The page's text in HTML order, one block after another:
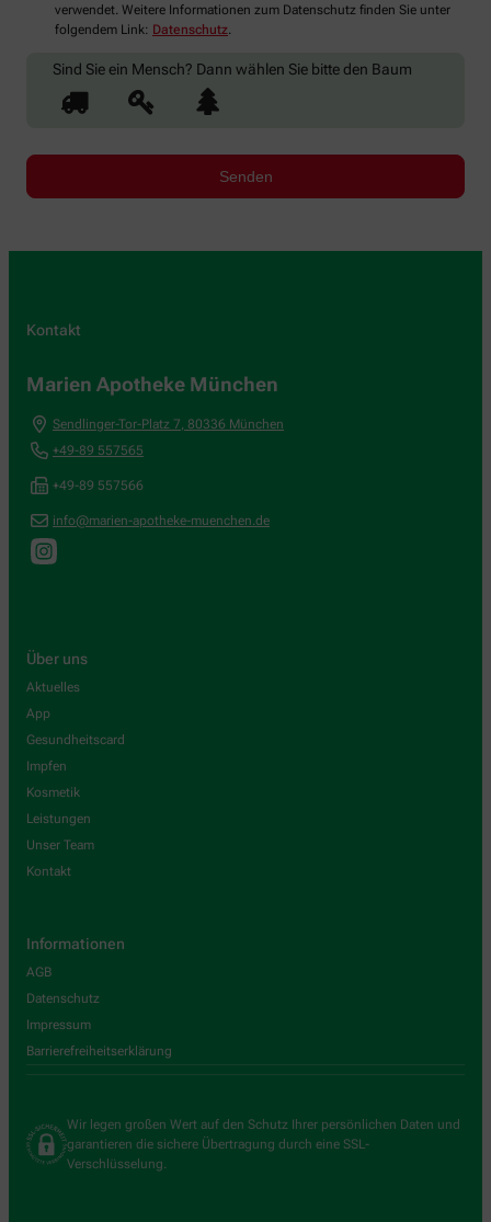
verwendet. Weitere Informationen zum Datenschutz finden Sie unter
folgendem Link: Datenschutz.
Sind Sie ein Mensch? Dann wählen Sie bitteden Baum
Kontakt
Marien Apotheke München
Sendlinger-Tor-Platz 7, 80336 München
+49-89 557565
+49-89 557566
info@marien-apotheke-muenchen.de
Über uns
Aktuelles
App
Gesundheitscard
Impfen
Kosmetik
Leistungen
Unser Team
Kontakt
Informationen
AGB
Datenschutz
Impressum
Barrierefreiheitserklärung
Wir legen großen Wert auf den Schutz Ihrer persönlichen Daten und
garantieren die sichere Übertragung durch eine SSL-
Verschlüsselung.